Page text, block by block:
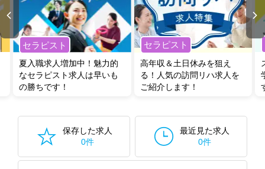
セラピスト
夏入職求人増加中！魅力的
なセラピスト求人は早いも
の勝ちです！
セラピスト
高年収＆土日休みを狙え
る！人気の訪問リハ求人を
ご紹介します！
保存した求人
0件
最近見た求人
0件